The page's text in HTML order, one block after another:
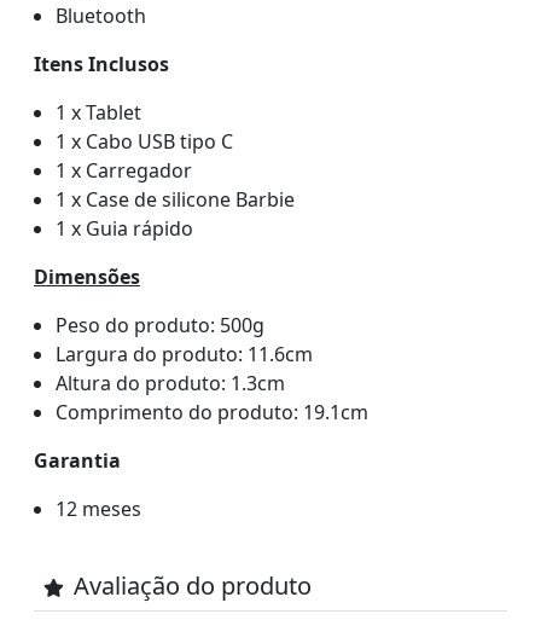
Bluetooth
Itens Inclusos
1 x Tablet
1 x Cabo USB tipo C
1 x Carregador
1 x Case de silicone Barbie
1 x Guia rápido
Dimensões
Peso do produto: 500g
Largura do produto: 11.6cm
Altura do produto: 1.3cm
Comprimento do produto: 19.1cm
Garantia
12 meses
Avaliação do produto